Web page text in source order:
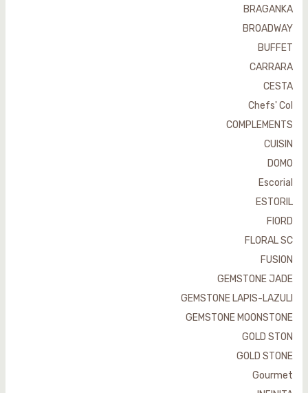
BRAGANKA
BROADWAY
BUFFET
CARRARA
CESTA
Chefs' Col
COMPLEMENTS
CUISIN
DOMO
Escorial
ESTORIL
FIORD
FLORAL SC
FUSION
GEMSTONE JADE
GEMSTONE LAPIS-LAZULI
GEMSTONE MOONSTONE
GOLD STON
GOLD STONE
Gourmet